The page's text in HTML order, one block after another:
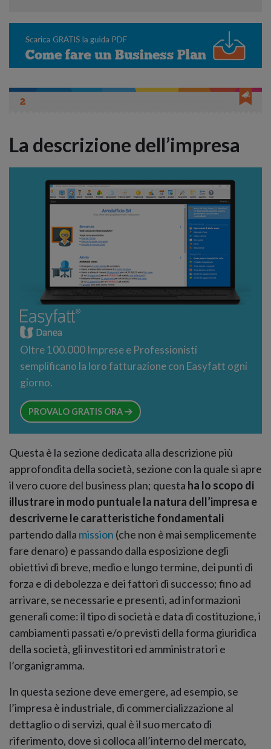
La descrizione dell’impresa
Oltre 100.000 Imprese e Professionisti
semplificano la loro fatturazione con Easyfatt ogni
giorno.
PROVALO GRATIS ORA
Questa è la sezione dedicata alla descrizione più
approfondita della società, sezione con la quale si apre
il vero cuore del business plan; questa ha lo scopo di
illustrare in modo puntuale la natura dell’impresa e
descriverne le caratteristiche fondamentali
partendo dalla mission (che non è mai semplicemente
fare denaro) e passando dalla esposizione degli
obiettivi di breve, medio e lungo termine, dei punti di
forza e di debolezza e dei fattori di successo; fino ad
arrivare, se necessarie e presenti, ad informazioni
generali come: il tipo di società e data di costituzione, i
cambiamenti passati e/o previsti della forma giuridica
della società, gli investitori ed amministratori e
l’organigramma.
In questa sezione deve emergere, ad esempio, se
l’impresa è industriale, di commercializzazione al
dettaglio o di servizi, qual è il suo mercato di
riferimento, dove si colloca all’interno del mercato,